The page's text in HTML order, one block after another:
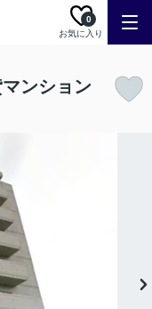
お気に入り
0
ンション